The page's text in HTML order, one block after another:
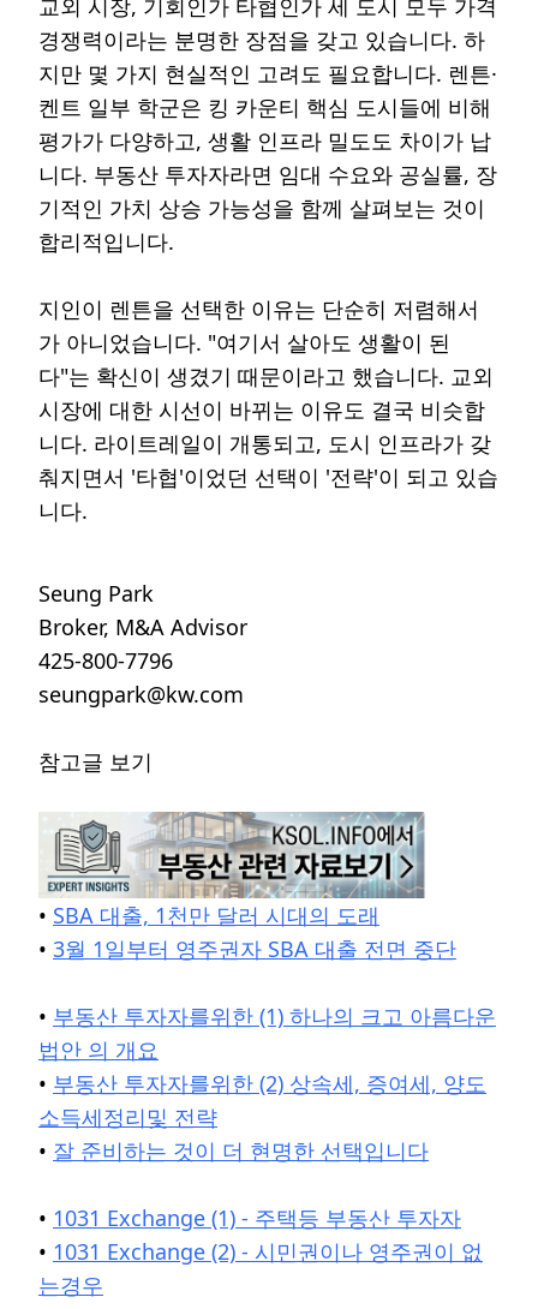
경쟁력이라는 분명한 장점을 갖고 있습니다. 하
지만 몇 가지 현실적인 고려도 필요합니다. 렌튼·
켄트 일부 학군은 킹 카운티 핵심 도시들에 비해
평가가 다양하고, 생활 인프라 밀도도 차이가 납
니다. 부동산 투자자라면 임대 수요와 공실률, 장
기적인 가치 상승 가능성을 함께 살펴보는 것이
합리적입니다.
지인이 렌튼을 선택한 이유는 단순히 저렴해서
가 아니었습니다. "여기서 살아도 생활이 된
다"는 확신이 생겼기 때문이라고 했습니다. 교외
시장에 대한 시선이 바뀌는 이유도 결국 비슷합
니다. 라이트레일이 개통되고, 도시 인프라가 갖
춰지면서 '타협'이었던 선택이 '전략'이 되고 있습
니다.
Seung Park
Broker, M&A Advisor
425-800-7796
seungpark@kw.com
참고글 보기
• SBA 대출, 1천만 달러 시대의 도래
• 3월 1일부터 영주권자 SBA 대출 전면 중단
• 부동산 투자자를위한 (1) 하나의 크고 아름다운
법안 의 개요
• 부동산 투자자를위한 (2) 상속세, 증여세, 양도
소득세정리및 전략
• 잘 준비하는 것이 더 현명한 선택입니다
• 1031 Exchange (1) - 주택등 부동산 투자자
• 1031 Exchange (2) - 시민권이나 영주권이 없
는경우